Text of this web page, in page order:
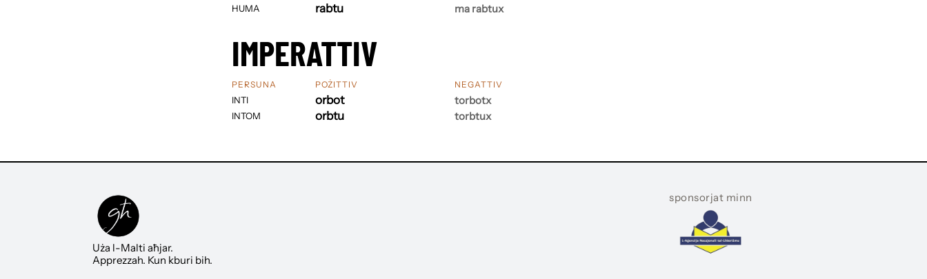
HUMA
rabtu
ma rabtux
IMPERATTIV
PERSUNA
INTI
INTOM
POŻITTIV
orbot
orbtu
NEGATTIV
torbotx
torbtux
Uża l-Malti aħjar.
Apprezzah. Kun kburi bih.
sponsorjat minn